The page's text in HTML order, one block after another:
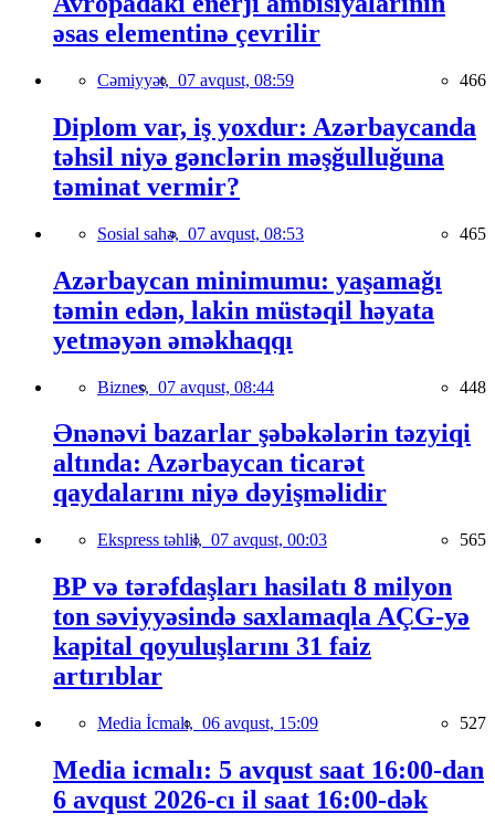
əsas elementinə çevrilir
Cəmiyyət, 07 avqust, 08:59 466
Diplom var, iş yoxdur: Azərbaycanda
təhsil niyə gənclərin məşğulluğuna
təminat vermir?
Sosial sahə, 07 avqust, 08:53 465
Azərbaycan minimumu: yaşamağı
təmin edən, lakin müstəqil həyata
yetməyən əməkhaqqı
Biznes, 07 avqust, 08:44 448
Ənənəvi bazarlar şəbəkələrin təzyiqi
altında: Azərbaycan ticarət
qaydalarını niyə dəyişməlidir
Ekspress təhlil, 07 avqust, 00:03 565
BP və tərəfdaşları hasilatı 8 milyon
ton səviyyəsində saxlamaqla AÇG-yə
kapital qoyuluşlarını 31 faiz
artırıblar
Media İcmalı, 06 avqust, 15:09 527
Media icmalı: 5 avqust saat 16:00-dan
6 avqust 2026-cı il saat 16:00-dək